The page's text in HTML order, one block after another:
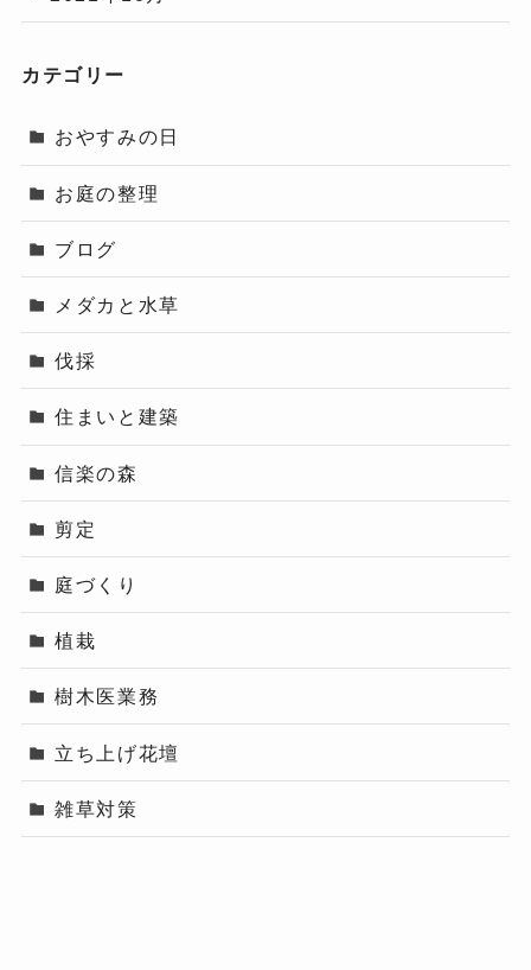
カテゴリー
おやすみの日
お庭の整理
ブログ
メダカと水草
伐採
住まいと建築
信楽の森
剪定
庭づくり
植栽
樹木医業務
立ち上げ花壇
雑草対策